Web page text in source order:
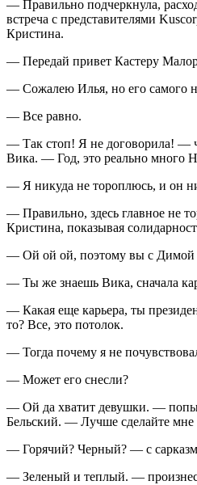
— Правильно подчеркнула,
встреча с представителями
Кристина.
— Передай привет Кастеру
— Сожалею Илья, но его самого
— Все равно.
— Так стоп! Я не договорила! —
Вика. — Год, это реально много
— Я никуда не тороплюсь, и он
— Правильно, здесь главное не
Кристина, показывая
— Ой ой ой, поэтому вы с Димой
— Ты же знаешь Вика, сначала
— Какая еще карьера, ты
то? Все, это потолок.
— Тогда почему я не
— Может его снесли?
— Ой да хватит девушки. —
Бельский. — Лучше сделайте мне
— Горячий? Черный? — с
— Зеленый и теплый. — произнес